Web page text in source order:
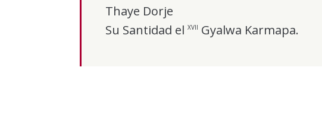
Thaye Dorje
Su Santidad elXVII Gyalwa Karmapa.